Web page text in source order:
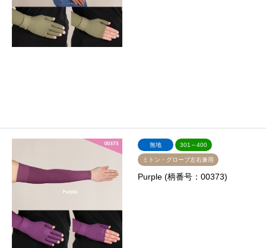
無地 301～400
ミトン・グローブ左右兼用
Purple (柄番号：00373)